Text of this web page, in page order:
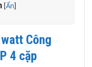
[Ẩn
Công
4 cặp